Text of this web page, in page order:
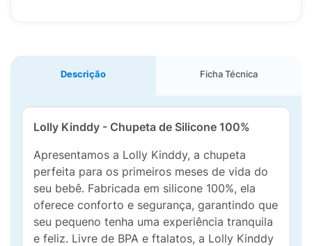
Descrição Ficha Técnica
Lolly Kinddy - Chupeta de Silicone 100%
Apresentamos a Lolly Kinddy, a chupeta
perfeita para os primeiros meses de vida do
seu bebê. Fabricada em silicone 100%, ela
oferece conforto e segurança, garantindo que
seu pequeno tenha uma experiência tranquila
e feliz. Livre de BPA e ftalatos, a Lolly Kinddy